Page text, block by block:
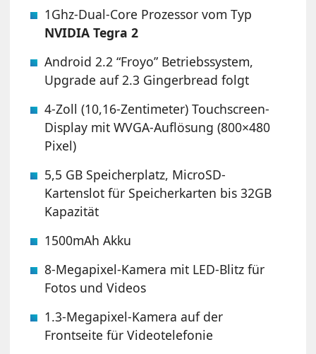
1Ghz-Dual-Core Prozessor vom Typ
NVIDIA Tegra 2
Android 2.2 “Froyo” Betriebssystem,
Upgrade auf 2.3 Gingerbread folgt
4-Zoll (10,16-Zentimeter) Touchscreen-
Display mit WVGA-Auflösung (800×480
Pixel)
5,5 GB Speicherplatz, MicroSD-
Kartenslot für Speicherkarten bis 32GB
Kapazität
1500mAh Akku
8-Megapixel-Kamera mit LED-Blitz für
Fotos und Videos
1.3-Megapixel-Kamera auf der
Frontseite für Videotelefonie